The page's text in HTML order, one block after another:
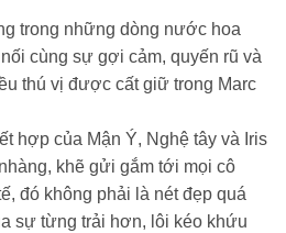
trong những dòng nước hoa
cùng sự gợi cảm, quyến rũ và
thú vị được cất giữ trong Marc
hợp của Mận Ý, Nghệ tây và Iris
khẽ gửi gắm tới mọi cô
đó không phải là nét đẹp quá
sự từng trải hơn, lôi kéo khứu